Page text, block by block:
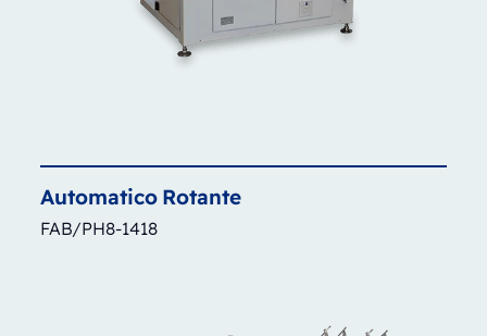
Automatico Rotante
FAB/PH8-1418